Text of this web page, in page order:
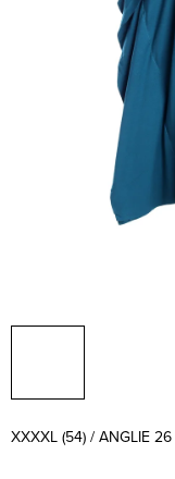
XXXXL (54) / ANGLIE 26